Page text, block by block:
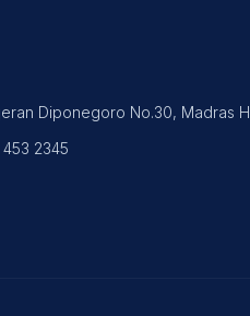
Diponegoro No.30, Madras
2345